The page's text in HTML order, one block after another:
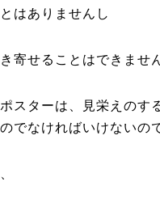
はありませんし
寄せることはできませ
スターは、見栄えのす
でなければいけないの